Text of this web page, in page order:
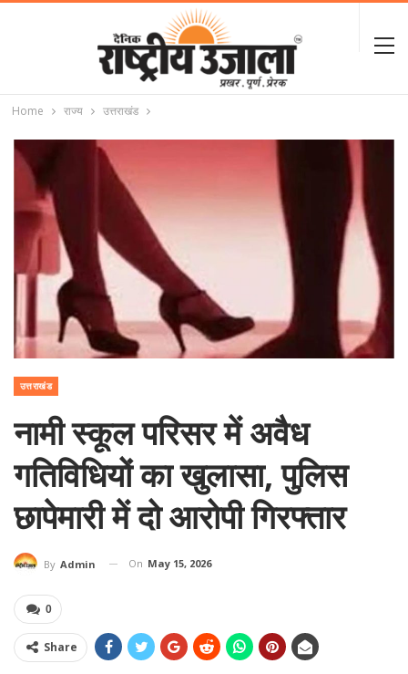
Home राज्य उत्तराखंड
उत्तराखंड
नामी स्कूल परिसर में अवैध
गतिविधियों का खुलासा, पुलिस
छापेमारी में दो आरोपी गिरफ्तार
By Admin On May 15, 2026
0
Share